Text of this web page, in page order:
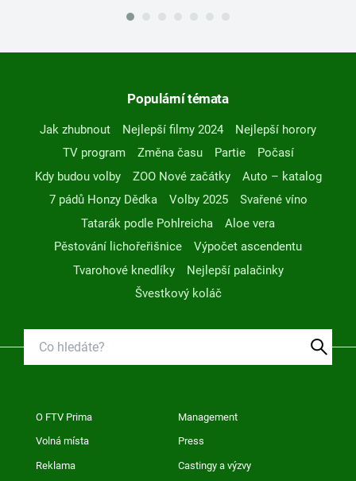
Populární témata
Jak zhubnout Nejlepší filmy 2024
Nejlepší horory
TV program
Změna času Partie
Počasí
Kdy budou volby
ZOO Nové začátky
Auto – katalog
7 pádů Honzy Dědka
Volby 2025
Svařené víno
Tatarák podle Pohlreicha
Aloe vera
Pěstování lichořeřišnice
Výpočet ascendentu
Tvarohové knedlíky
Nejlepší palačinky
Švestkový koláč
O FTV Prima Management
Volná místa Press
Reklama Castingy a výzvy